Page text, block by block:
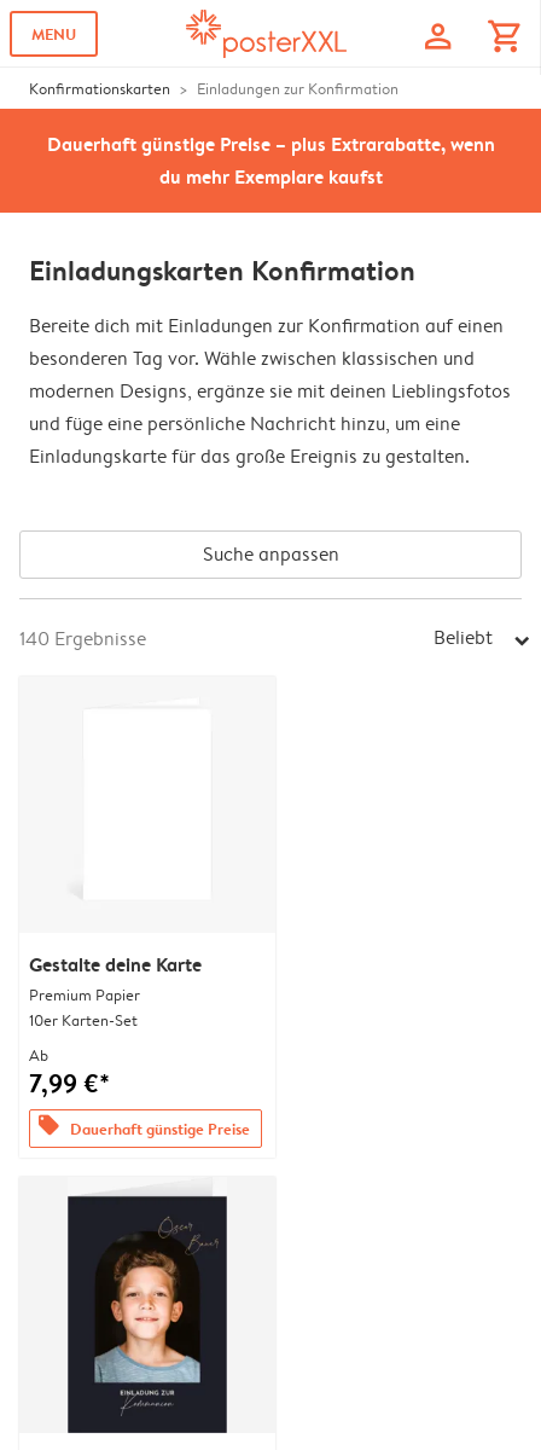
MENU profile shopping_cart
Konfirmationskarten Einladungen zur Konfirmation
Dauerhaft günstige Preise – plus Extrarabatte, wenn
du mehr Exemplare kaufst
Einladungskarten Konfirmation
Bereite dich mit Einladungen zur Konfirmation auf einen
besonderen Tag vor. Wähle zwischen klassischen und
modernen Designs, ergänze sie mit deinen Lieblingsfotos
und füge eine persönliche Nachricht hinzu, um eine
Einladungskarte für das große Ereignis zu gestalten.
Suche anpassen
140 Ergebnisse Beliebt arrow_right
Gestalte deine Karte
Premium Papier
10er Karten-Set
Ab
7,99 €*
offers Dauerhaft günstige Preise